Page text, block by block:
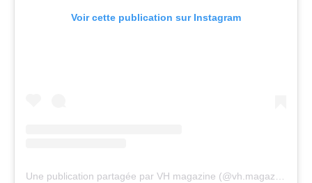
Voir cette publication sur Instagram
Une publication partagée par VH magazine (@vh.magazine)